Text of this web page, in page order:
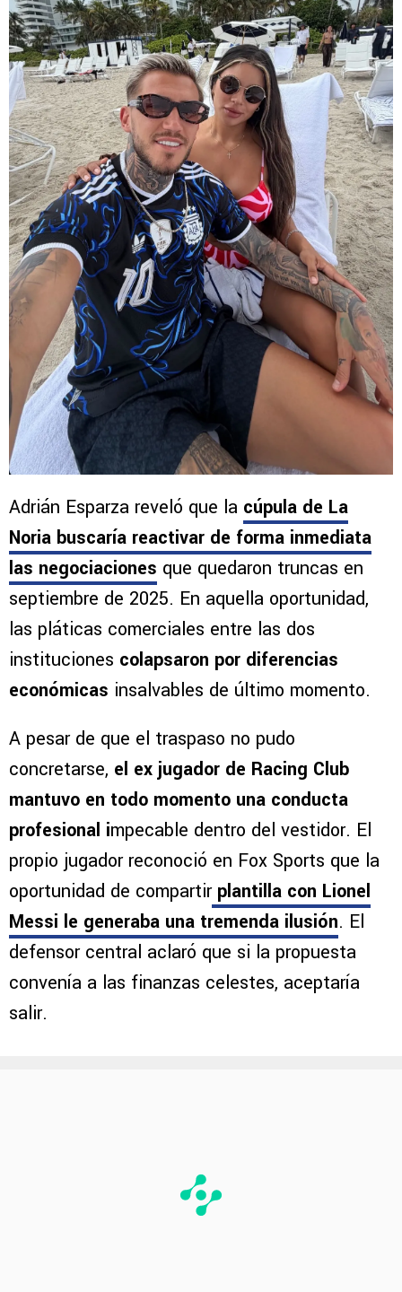
Adrián Esparza reveló que la cúpula de La
Noria buscaría reactivar de forma inmediata
las negociaciones que quedaron truncas en
septiembre de 2025. En aquella oportunidad,
las pláticas comerciales entre las dos
instituciones colapsaron por diferencias
económicas insalvables de último momento.
A pesar de que el traspaso no pudo
concretarse, el ex jugador de Racing Club
mantuvo en todo momento una conducta
profesional impecable dentro del vestidor. El
propio jugador reconoció en Fox Sports que la
oportunidad de compartirplantilla con Lionel
Messi le generaba una tremenda ilusión. El
defensor central aclaró que si la propuesta
convenía a las finanzas celestes, aceptaría
salir.